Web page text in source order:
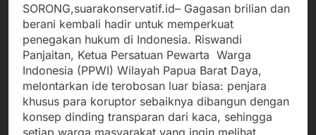
SORONG,suarakonservatif.id– Gagasan brilian dan
berani kembali hadir untuk memperkuat
penegakan hukum di Indonesia. Riswandi
Panjaitan, Ketua Persatuan Pewarta Warga
Indonesia (PPWI) Wilayah Papua Barat Daya,
melontarkan ide terobosan luar biasa: penjara
khusus para koruptor sebaiknya dibangun dengan
konsep dinding transparan dari kaca, sehingga
setiap warga masyarakat yang ingin melihat